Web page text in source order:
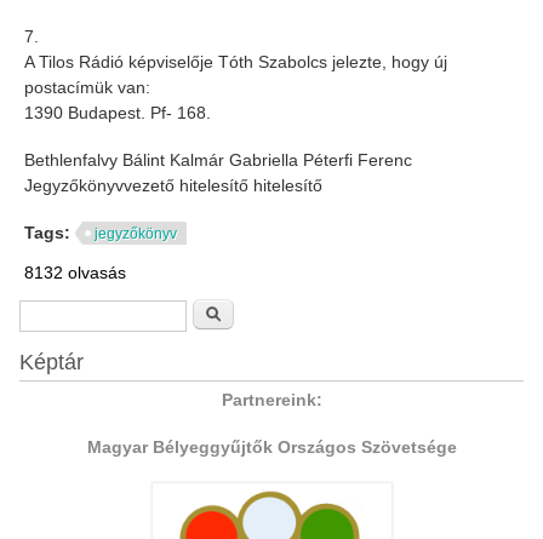
7.
A Tilos Rádió képviselője Tóth Szabolcs jelezte, hogy új
postacímük van:
1390 Budapest. Pf- 168.
Bethlenfalvy Bálint Kalmár Gabriella Péterfi Ferenc
Jegyzőkönyvvezető hitelesítő hitelesítő
Tags: jegyzőkönyv
8132 olvasás
Keresés űrlap
Képtár
Partnereink:
Magyar Bélyeggyűjtők Országos Szövetsége